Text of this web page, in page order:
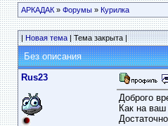
АРКАДАК» Форумы» Курилка
|Новая тема| Тема закрыта |
Без описания
Rus23
Доброго
Как на